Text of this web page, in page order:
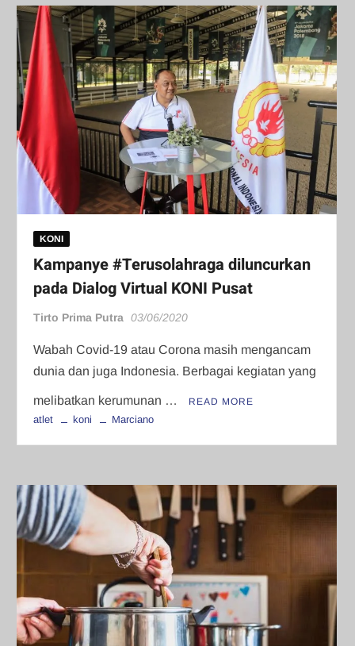
KONI
Kampanye #Terusolahraga diluncurkan
pada Dialog Virtual KONI Pusat
Tirto Prima Putra 03/06/2020
Wabah Covid-19 atau Corona masih mengancam
dunia dan juga Indonesia. Berbagai kegiatan yang
melibatkan kerumunan … READ MORE
atlet koni Marciano